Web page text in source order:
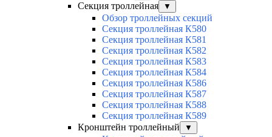
Секция троллейная ▼
Обзор троллейных секций
Секция троллейная К580
Секция троллейная К581
Секция троллейная К582
Секция троллейная К583
Секция троллейная К584
Секция троллейная К586
Секция троллейная К587
Секция троллейная К588
Секция троллейная К589
Кронштейн троллейный
▼